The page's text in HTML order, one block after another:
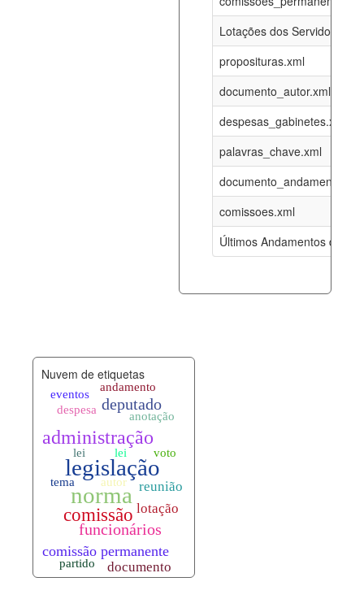
Lotações dos Servidores
proposituras.xml
documento_autor.xml
despesas_gabinetes.xml
palavras_chave.xml
documento_andamento.xml
comissoes.xml
Últimos Andamentos de
08-08-
funcionarios_lotacoes.xml
funcionarios_cargos.xml 12-05-
08-08-
documento_andamento.xml 08-08-
palavras_chave.xml 08-08-
legislacao_norma_anotacoes.xml
Nuvem de etiquetas